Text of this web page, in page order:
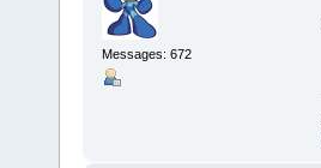
Messages: 672